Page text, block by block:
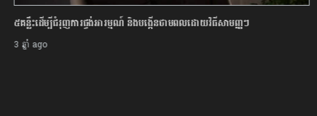
៥គន្លឹះដើម្បីជំរុញការផ្ចង់អារម្មណ៍ និងបង្កើនថាមពលដោយវិធីសាមញ្ញៗ
3 ឆ្នាំ ago